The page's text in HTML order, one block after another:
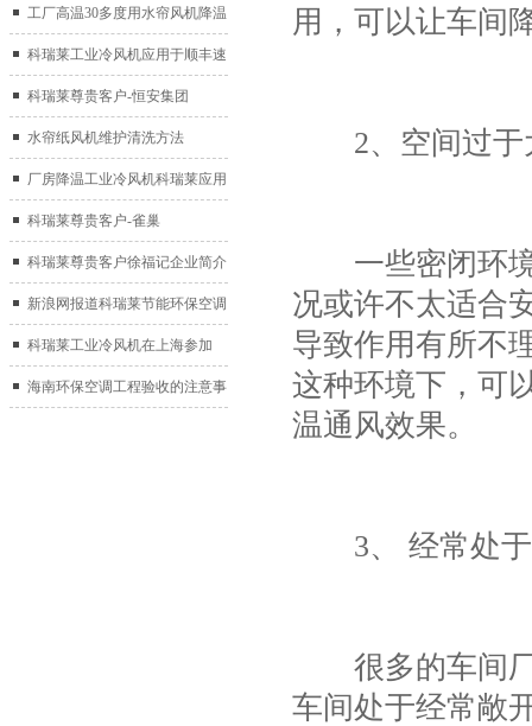
工厂高温30多度用水帘风机降温
科瑞莱工业冷风机应用于顺丰速
运仓库通风降温
科瑞莱尊贵客户-恒安集团
水帘纸风机维护清洗方法
厂房降温工业冷风机科瑞莱应用
于广州制鞋厂
科瑞莱尊贵客户-雀巢
科瑞莱尊贵客户徐福记企业简介
新浪网报道科瑞莱节能环保空调
扇
科瑞莱工业冷风机在上海参加
2017中国制冷展
海南环保空调工程验收的注意事
用，可以让车间
2、空间过于
一些密闭环境
况或许不太适合
导致作用有所不
这种环境下，可
温通风效果。
3、 经常处于
很多的车间厂
车间处于经常敞